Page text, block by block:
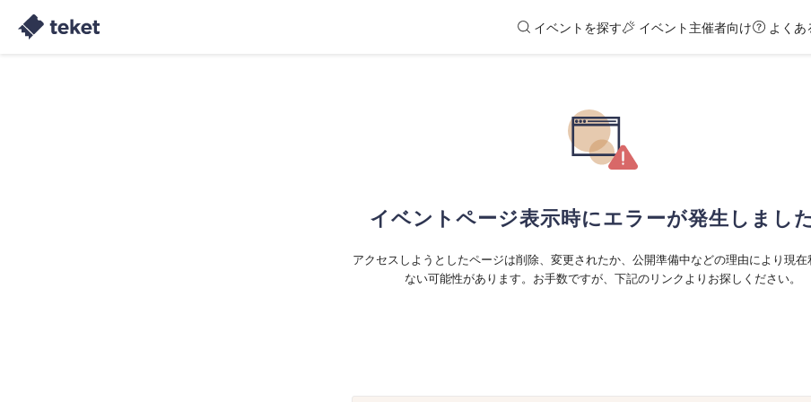
イベントを探す イベント主催者向け よくあ
イベントページ表示時にエラーが発生しました
アクセスしようとしたページは削除、変更されたか、公開準備中などの理由により現在
ない可能性があります。お手数ですが、下記のリンクよりお探しください。